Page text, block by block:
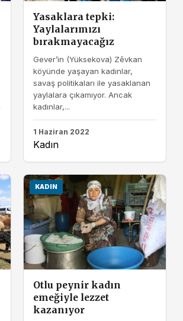
Yasaklara tepki:
Yaylalarımızı
bırakmayacağız
Gever’in (Yüksekova) Zêvkan
köyünde yaşayan kadınlar,
savaş politikaları ile yasaklanan
yaylalara çıkamıyor. Ancak
kadınlar,...
1 Haziran 2022
Kadın
KADIN
Otlu peynir kadın
emeğiyle lezzet
kazanıyor